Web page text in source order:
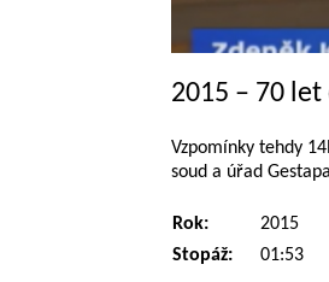
2015 – 70
Vzpomínky tehdy
soud a úřad
Rok:
2015
Stopáž:
01:53